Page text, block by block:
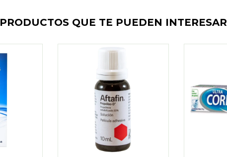
PRODUCTOS QUE TE PUEDEN INTERESAR